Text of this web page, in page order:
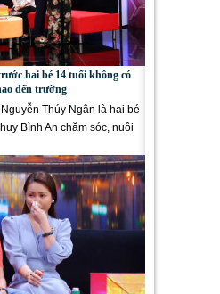
hai bé 14 tuổi không có
đến trường
Thúy Ngân là hai bé
Bình An chăm sóc, nuôi